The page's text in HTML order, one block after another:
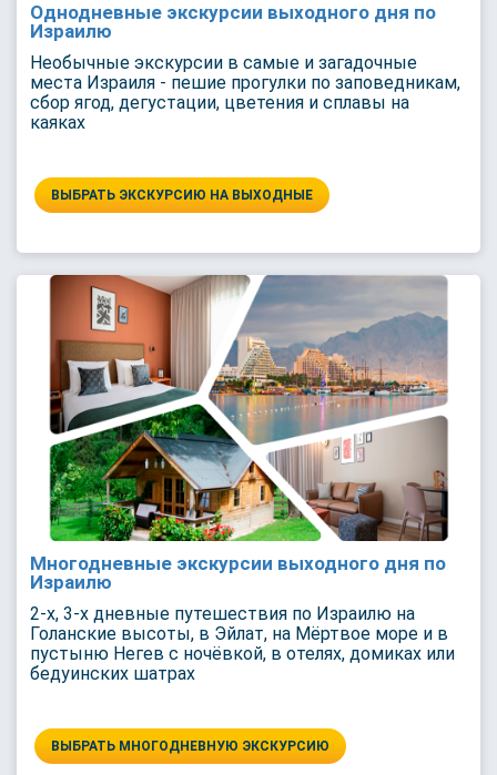
Однодневные экскурсии выходного дня по
Израилю
Необычные экскурсии в самые и загадочные
места Израиля - пешие прогулки по заповедникам,
сбор ягод, дегустации, цветения и сплавы на
каяках
ВЫБРАТЬ ЭКСКУРСИЮ НА ВЫХОДНЫЕ
Многодневные экскурсии выходного дня по
Израилю
2-х, 3-х дневные путешествия по Израилю на
Голанские высоты, в Эйлат, на Мёртвое море и в
пустыню Негев с ночёвкой, в отелях, домиках или
бедуинских шатрах
ВЫБРАТЬ МНОГОДНЕВНУЮ ЭКСКУРСИЮ